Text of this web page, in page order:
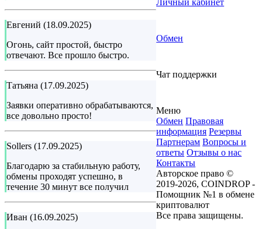
Евгений (18.09.2025)
Огонь, сайт простой, быстро
отвечают. Все прошло быстро.
Татьяна (17.09.2025)
Заявки оперативно обрабатываются,
все довольно просто!
Sollers (17.09.2025)
Благодарю за стабильную работу,
обмены проходят успешно, в
течение 30 минут все получил
Иван (16.09.2025)
Личный кабинет
Обмен
Чат поддержки
Меню
Обмен Правовая
информация Резервы
Партнерам Вопросы и
ответы Отзывы о нас
Контакты
Авторское право ©
2019-2026, COINDROP -
Помощник №1 в обмене
криптовалют
Все права защищены.